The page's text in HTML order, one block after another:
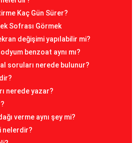
Kaç Gün Sürer?
Sofrası Görmek
değişimi yapılabilir mi?
benzoat aynı mı?
soruları nerede bulunur?
nerede yazar?
verme aynı şey mi?
nelerdir?